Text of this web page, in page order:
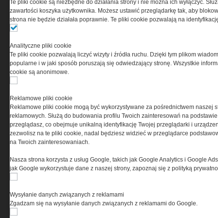
0000537655, NIP 1132860378, REGON 146393437
(zwana dalej Grupa MEDIUM) w postaci Regulaminu.
Ta witryna wykorzystuje pliki cookies do przechowywania
informacji na Twoim komputerze. Pliki cookies stosujemy
w celu świadczenia usług na najwyższym poziomie,
w tym w sposób dostosowany do indywidualnych potrzeb.
cookies oznacza, że będą one zamieszczane w Twoim
urządzeniu końcowym. W każdym momencie możesz
dokonać zmiany ustawień przeglądarki dotyczących
serwisu prosimy o zapoznanie się z naszą
prywatności
oraz informacją o cookies
Te pliki cookie są niezbędne do działania strony i nie można ich wyłączyć.
zawartości koszyka użytkownika. Możesz ustawić przeglądarkę tak, aby
strona nie będzie działała poprawnie. Te pliki cookie pozwalają na
Analityczne pliki cookie
Te pliki cookie pozwalają liczyć wizyty i źródła ruchu. Dzięki tym plikom
popularne i w jaki sposób poruszają się odwiedzający stronę. Wszystkie
cookie są anonimowe.
Reklamowe pliki cookie
Reklamowe pliki cookie mogą być wykorzystywane za pośrednictwem naszej
reklamowych. Służą do budowania profilu Twoich zainteresowań na
przeglądasz, co obejmuje unikalną identyfikację Twojej przeglądarki i
zezwolisz na te pliki cookie, nadal będziesz widzieć w przeglądarce
na Twoich zainteresowaniach.
Nasza strona korzysta z usług Google, takich jak Google Analytics i Google
jak Google wykorzystuje dane z naszej strony, zapoznaj się z polityką
Wysyłanie danych związanych z reklamami
Zgadzam się na wysyłanie danych związanych z reklamami do Google.